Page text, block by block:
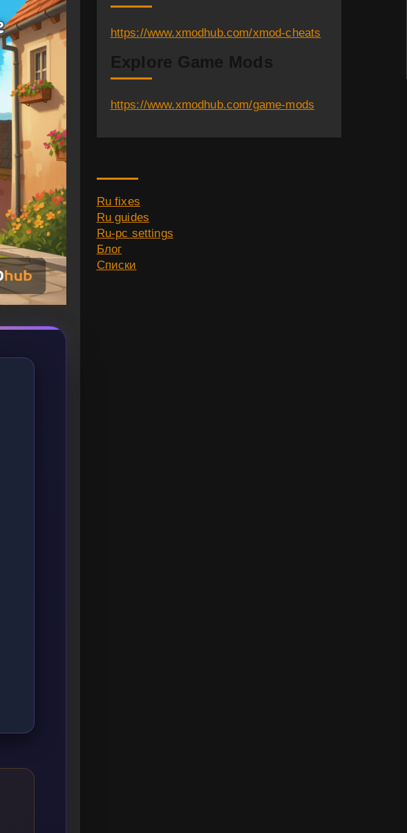
https://www.xmodhub.com/xmod-cheats
Explore Game Mods
https://www.xmodhub.com/game-mods
Ru fixes
Ru guides
Ru-pc settings
Блог
Списки